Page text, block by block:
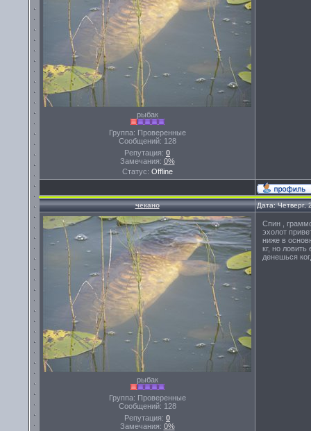
рыбак
Группа: Проверенные
Сообщений: 128
Репутация: 0
Замечания: 0%
Статус: Offline
чекано Дата:
рыбак
Группа: Проверенные
Сообщений: 128
Репутация: 0
Замечания: 0%
Спин ,
эхолот
ниже в
кг, но
денешься